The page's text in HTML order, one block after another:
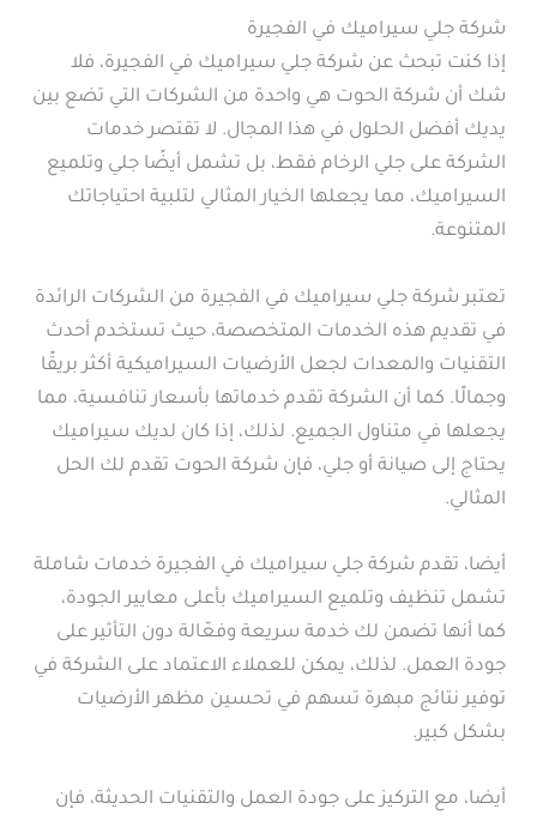
شركة جلي سيراميك في الفجيرة
إذا كنت تبحث عن شركة جلي سيراميك في الفجيرة، فلا
شك أن شركة الحوت هي واحدة من الشركات التي تضع بين
يديك أفضل الحلول في هذا المجال. لا تقتصر خدمات
الشركة على جلي الرخام فقط، بل تشمل أيضًا جلي وتلميع
السيراميك، مما يجعلها الخيار المثالي لتلبية احتياجاتك
المتنوعة.
تعتبر شركة جلي سيراميك في الفجيرة من الشركات الرائدة
في تقديم هذه الخدمات المتخصصة، حيث تستخدم أحدث
التقنيات والمعدات لجعل الأرضيات السيراميكية أكثر بريقًا
وجمالًا. كما أن الشركة تقدم خدماتها بأسعار تنافسية، مما
يجعلها في متناول الجميع. لذلك، إذا كان لديك سيراميك
يحتاج إلى صيانة أو جلي، فإن شركة الحوت تقدم لك الحل
المثالي.
أيضا، تقدم شركة جلي سيراميك في الفجيرة خدمات شاملة
تشمل تنظيف وتلميع السيراميك بأعلى معايير الجودة،
كما أنها تضمن لك خدمة سريعة وفعّالة دون التأثير على
جودة العمل. لذلك، يمكن للعملاء الاعتماد على الشركة في
توفير نتائج مبهرة تسهم في تحسين مظهر الأرضيات
بشكل كبير.
أيضا، مع التركيز على جودة العمل والتقنيات الحديثة، فإن